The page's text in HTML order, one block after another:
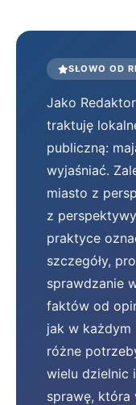
SŁOWO OD
Jako
traktuję
publiczną:
wyjaśniać.
miasto z
z
praktyce
szczegóły,
sprawdzanie
faktów od
jak w każdym
różne
wielu dzielnic
sprawę, która